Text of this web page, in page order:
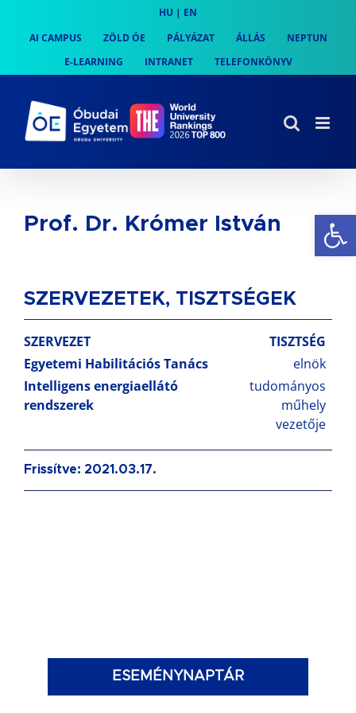
content
HU | EN
AI CAMPUS
ZÖLD ÓE PÁLYÁZAT ÁLLÁS
NEPTUN
E-LEARNING
INTRANET TELEFONKÖNYV
Prof. Dr. Krómer István
SZERVEZETEK, TISZTSÉGEK
SZERVEZET
TISZTSÉG
Egyetemi Habilitációs Tanács
elnök
Intelligens energiaellátó
rendszerek
tudományos
műhely
vezetője
Frissítve: 2021.03.17.
ESEMÉNYNAPTÁR